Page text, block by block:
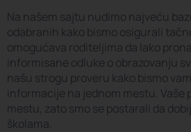
Na našem sajtu nudimo najveću
odabranih kako bismo osigurali
omogućava roditeljima da lako
informisane odluke o obrazovanju
našu strogu proveru kako bismo
informacije na jednom mestu.
mestu, zato smo se postarali da
školama.